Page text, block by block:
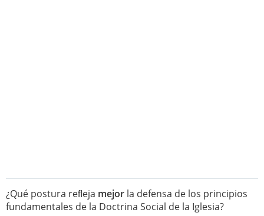
¿Qué postura reﬂeja mejor la defensa de los principios
fundamentales de la Doctrina Social de la Iglesia?